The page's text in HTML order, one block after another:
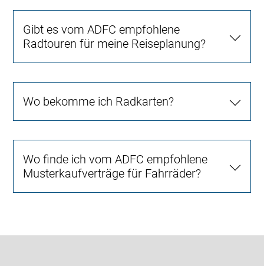
Gibt es vom ADFC empfohlene
Radtouren für meine Reiseplanung?
Wo bekomme ich Radkarten?
Wo finde ich vom ADFC empfohlene
Musterkaufverträge für Fahrräder?